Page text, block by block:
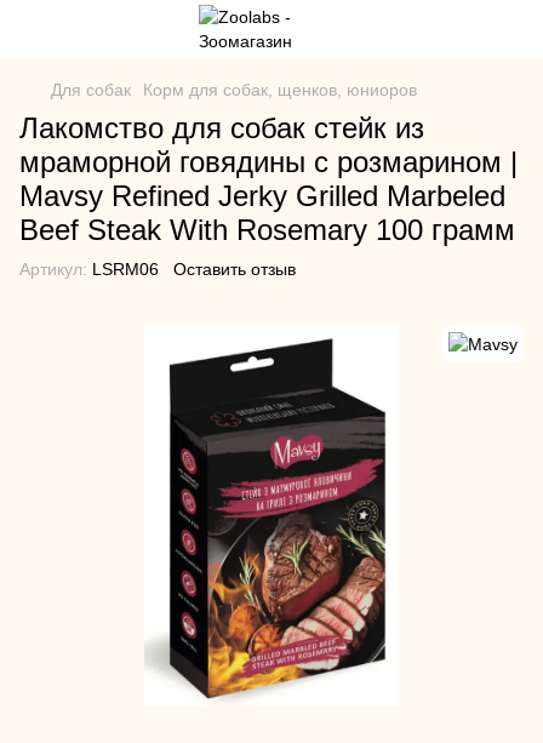
Для собак Корм для собак, щенков, юниоров
Лакомство для собак стейк из
мраморной говядины с розмарином |
Mavsy Refined Jerky Grilled Marbeled
Beef Steak With Rosemary 100 грамм
Артикул: LSRM06 Оставить отзыв